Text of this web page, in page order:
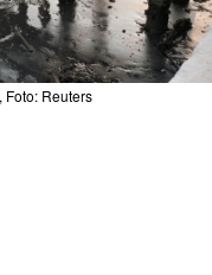
Foto: Reuters